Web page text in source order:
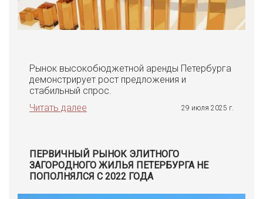
Рынок высокобюджетной аренды Петербурга
демонстрирует рост предложения и
стабильный спрос.
Читать далее
29 июля 2025 г.
ПЕРВИЧНЫЙ РЫНОК ЭЛИТНОГО
ЗАГОРОДНОГО ЖИЛЬЯ ПЕТЕРБУРГА НЕ
ПОПОЛНЯЛСЯ С 2022 ГОДА